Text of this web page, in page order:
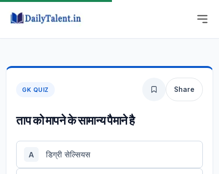
GK QUIZ Share
ताप को मापने के सामान्य पैमाने है
A डिग्री सेल्सियस